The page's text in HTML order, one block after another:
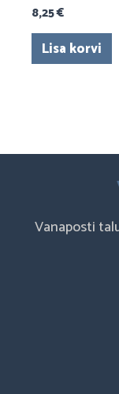
8,25€
Lisa korvi
Vanaposti